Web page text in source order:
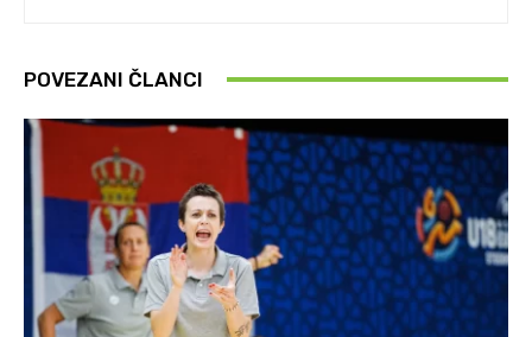
POVEZANI ČLANCI